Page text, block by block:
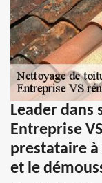
Leader dans
Entreprise
prestataire
et le